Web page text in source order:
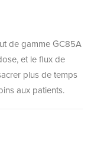
de gamme GC85A
et le flux de
plus de temps
aux patients.